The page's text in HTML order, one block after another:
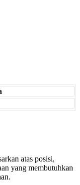
atas posisi,
yang membutuhkan